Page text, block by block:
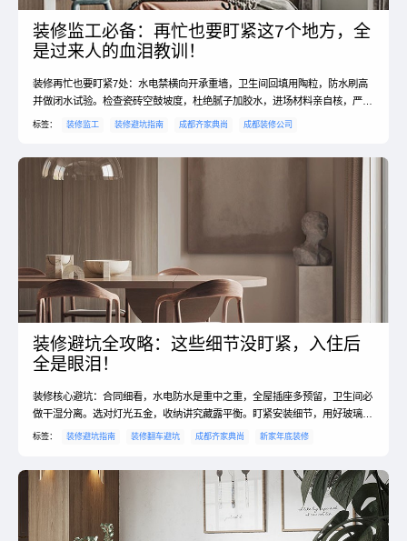
装修监工必备：再忙也要盯紧这7个地方，全
是过来人的血泪教训！
装修再忙也要盯紧7处：水电禁横向开承重墙，卫生间回填用陶粒，防水刷高
并做闭水试验。检查瓷砖空鼓坡度，杜绝腻子加胶水，进场材料亲自核，严禁
垃圾入下水道。#装修监工 #避坑经验
标签： 装修监工 装修避坑指南 成都齐家典尚 成都装修公司
装修避坑全攻略：这些细节没盯紧，入住后
全是眼泪！
装修核心避坑：合同细看，水电防水是重中之重，全屋插座多预留，卫生间必
做干湿分离。选对灯光五金，收纳讲究藏露平衡。盯紧安装细节，用好玻璃胶
和美缝剂。#装修经验 #避坑大全
标签： 装修避坑指南 装修翻车避坑 成都齐家典尚 新家年底装修